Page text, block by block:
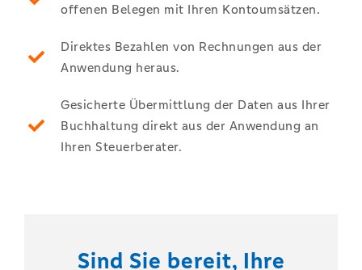
offenen Belegen mit Ihren Kontoumsätzen.
Direktes Bezahlen von Rechnungen aus der
Anwendung heraus.
Gesicherte Übermittlung der Daten aus Ihrer
Buchhaltung direkt aus der Anwendung an
Ihren Steuerberater.
Sind Sie bereit, Ihre